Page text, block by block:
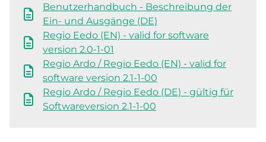
Benutzerhandbuch - Beschreibung der
Ein- und Ausgänge (DE)
Regio Eedo (EN) - valid for software
version 2.0-1-01
Regio Ardo / Regio Eedo (EN) - valid for
software version 2.1-1-00
Regio Ardo / Regio Eedo (DE) - gültig für
Softwareversion 2.1-1-00